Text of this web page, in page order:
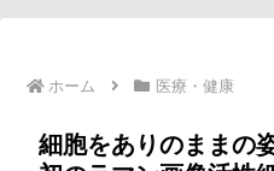
ホーム 医療・健康
細胞をありのままの